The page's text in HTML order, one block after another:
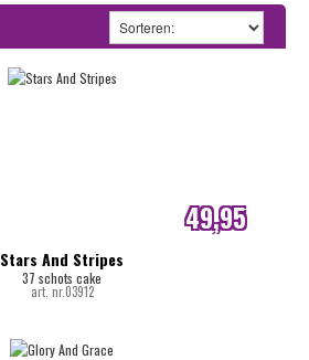
Stars And Stripes
37 schots cake
art. nr.03912
49,95
internetprijs